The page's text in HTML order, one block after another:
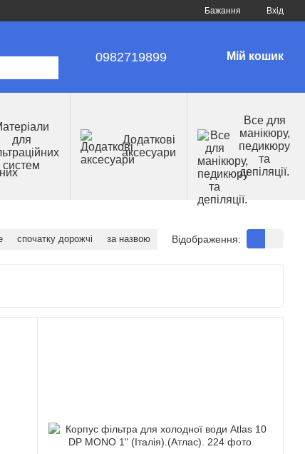
Бажання Вхід
0982719899 Мій кошик
для
систем
Додаткові
аксесуари
Все для
манікюру,
педикюру
та
депіляції.
спочатку дорожчі за назвою Відображення: